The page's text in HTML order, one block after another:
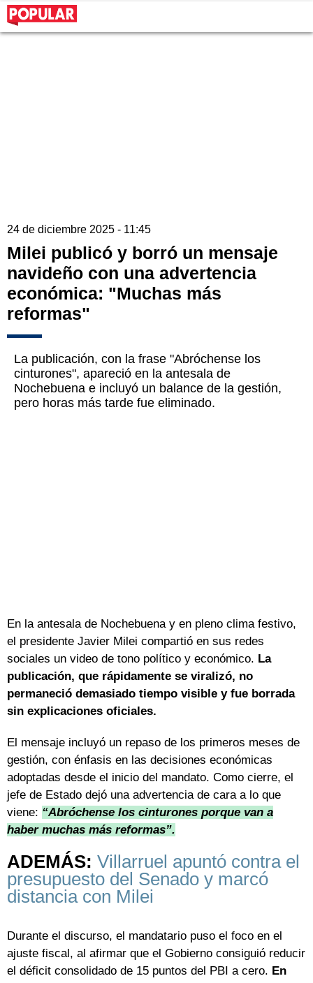
24 de diciembre 2025 - 11:45
Milei publicó y borró un mensaje
navideño con una advertencia
económica: "Muchas más
reformas"
La publicación, con la frase "Abróchense los
cinturones", apareció en la antesala de
Nochebuena e incluyó un balance de la gestión,
pero horas más tarde fue eliminado.
En la antesala de Nochebuena y en pleno clima festivo,
el presidente Javier Milei compartió en sus redes
sociales un video de tono político y económico. La
publicación, que rápidamente se viralizó, no
permaneció demasiado tiempo visible y fue borrada
sin explicaciones oficiales.
El mensaje incluyó un repaso de los primeros meses de
gestión, con énfasis en las decisiones económicas
adoptadas desde el inicio del mandato. Como cierre, el
jefe de Estado dejó una advertencia de cara a lo que
viene: “Abróchense los cinturones porque van a
haber muchas más reformas”.
ADEMÁS: Villarruel apuntó contra el
presupuesto del Senado y marcó
distancia con Milei
Durante el discurso, el mandatario puso el foco en el
ajuste fiscal, al afirmar que el Gobierno consiguió reducir
el déficit consolidado de 15 puntos del PBI a cero. En